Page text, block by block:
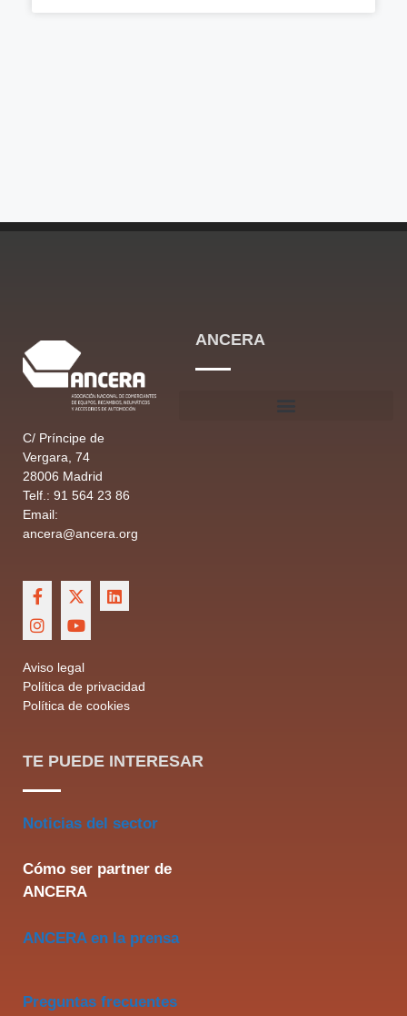
C/ Príncipe de
Vergara, 74
28006 Madrid
Telf.: 91 564 23 86
Email:
ancera@ancera.org
Aviso legal
Política de privacidad
Política de cookies
ANCERA
TE PUEDE INTERESAR
Noticias del sector
Cómo ser partner de
ANCERA
ANCERA en la prensa
Preguntas frecuentes